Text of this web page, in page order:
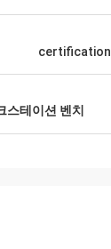
certification
스테이션 벤치